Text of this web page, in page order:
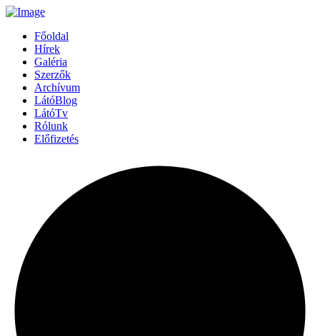
Főoldal
Hírek
Galéria
Szerzők
Archívum
LátóBlog
LátóTv
Rólunk
Előfizetés